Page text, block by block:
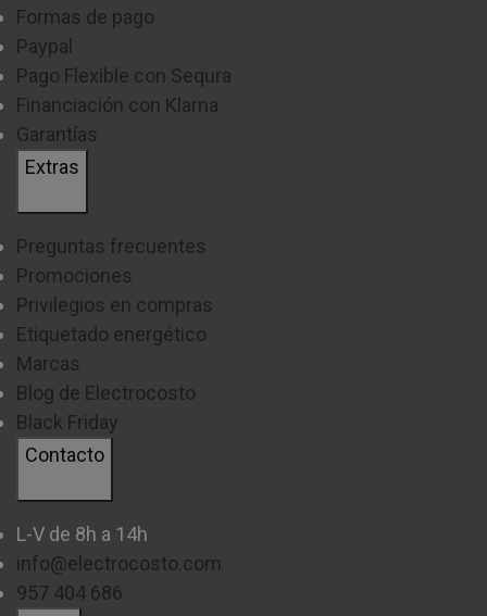
Formas de pago
Paypal
Pago Flexible con Sequra
Financiación con Klarna
Garantías
Extras
Preguntas frecuentes
Promociones
Privilegios en compras
Etiquetado energético
Marcas
Blog de Electrocosto
Black Friday
Contacto
L-V de 8h a 14h
info@electrocosto.com
957 404 686